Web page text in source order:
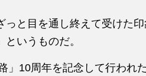
っと目を通し終えて受けた
いうものだ。
」10周年を記念して行われ